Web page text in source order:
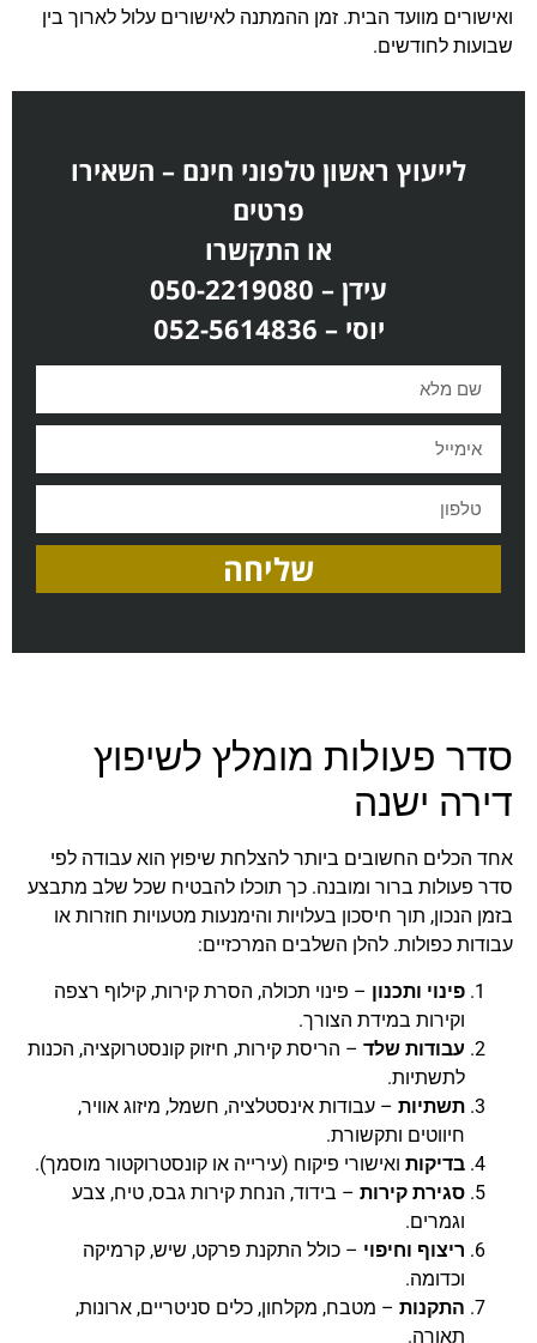
ואישורים מוועד הבית. זמן ההמתנה לאישורים עלול לארוך בין
שבועות לחודשים.
לייעוץ ראשון טלפוני חינם – השאירו
פרטים
או התקשרו
עידן – 050-2219080
יוסי – 052-5614836
שליחה
סדר פעולות מומלץ לשיפוץ
דירה ישנה
אחד הכלים החשובים ביותר להצלחת שיפוץ הוא עבודה לפי
סדר פעולות ברור ומובנה. כך תוכלו להבטיח שכל שלב מתבצע
בזמן הנכון, תוך חיסכון בעלויות והימנעות מטעויות חוזרות או
עבודות כפולות. להלן השלבים המרכזיים:
פינוי ותכנון– פינוי תכולה, הסרת קירות, קילוף רצפה
וקירות במידת הצורך.
עבודות שלד– הריסת קירות, חיזוק קונסטרוקציה, הכנות
לתשתיות.
תשתיות– עבודות אינסטלציה, חשמל, מיזוג אוויר,
חיווטים ותקשורת.
בדיקותואישורי פיקוח (עירייה או קונסטרוקטור מוסמך).
סגירת קירות– בידוד, הנחת קירות גבס, טיח, צבע
וגמרים.
ריצוף וחיפוי – כולל התקנת פרקט, שיש, קרמיקה
וכדומה.
התקנות– מטבח, מקלחון, כלים סניטריים, ארונות,
תאורה.